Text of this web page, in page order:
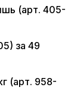
(арт. 405-
за 49
(арт. 958-